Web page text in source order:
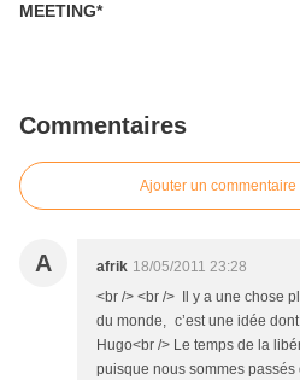
MEETING*
Commentaires
Ajouter un commentaire
A afrik 18/05/2011 23:28
<br /> <br /> Il y a une chose
du monde, c’est une idée
Hugo<br /> Le temps de la
puisque nous sommes